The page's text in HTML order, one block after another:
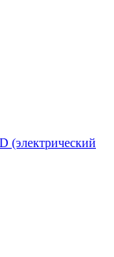
(электрический